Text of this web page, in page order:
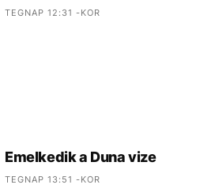
TEGNAP 12:31 -KOR
Emelkedik a Duna vize
TEGNAP 13:51 -KOR